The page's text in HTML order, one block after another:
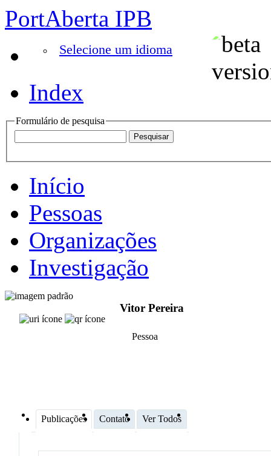
PortAberta IPB
Selecione um idioma
Index
Formulário de pesquisa
Início
Pessoas
Organizações
Investigação
Vitor Pereira
Pessoa
Publicações Contato Ver Todos